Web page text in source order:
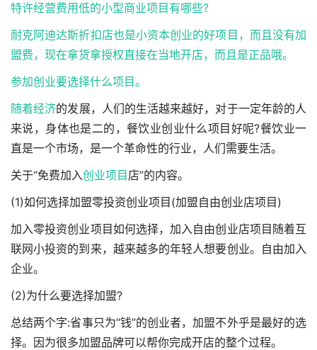
特许经营费用低的小型商业项目有哪些?
耐克阿迪达斯折扣店也是小资本创业的好项目，而且没有加
盟费，现在拿货拿授权直接在当地开店，而且是正品哦。
参加创业要选择什么项目。
随着经济的发展，人们的生活越来越好，对于一定年龄的人
来说，身体也是二的，餐饮业创业什么项目好呢?餐饮业一
直是一个市场，是一个革命性的行业，人们需要生活。
关于“免费加入创业项目 店”的内容。
(1)如何选择加盟零投资创业项目(加盟自由创业店项目)
加入零投资创业项目如何选择，加入自由创业店项目随着互
联网小投资的到来，越来越多的年轻人想要创业。自由加入
企业。
(2)为什么要选择加盟?
总结两个字:省事只为“钱”的创业者，加盟不外乎是最好的选
择。因为很多加盟品牌可以帮你完成开店的整个过程。